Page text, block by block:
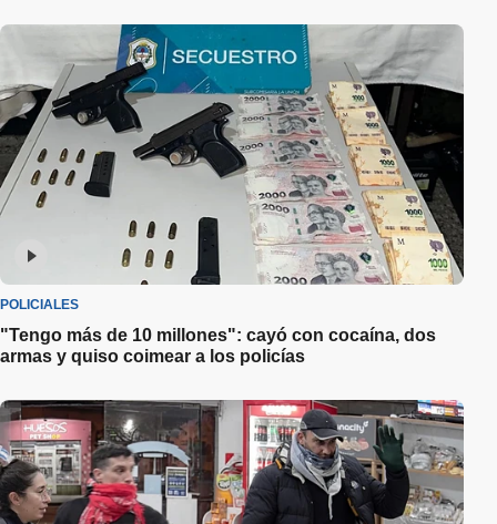
POLICIALES
"Tengo más de 10 millones": cayó con cocaína, dos
armas y quiso coimear a los policías